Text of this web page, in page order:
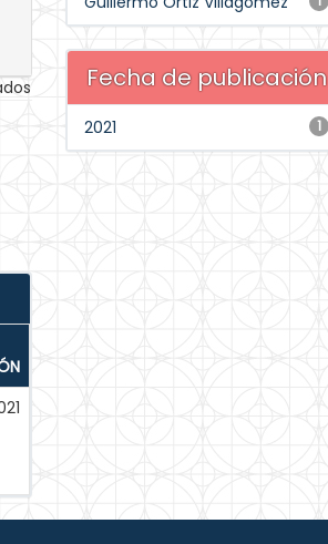
Fecha de publicación
1
2021